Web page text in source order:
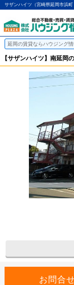
延岡の賃貸ならハウジング
【サザンハイツ】南延岡